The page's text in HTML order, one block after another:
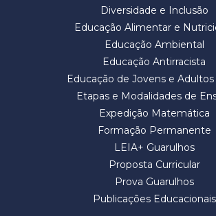
Diversidade e Inclusão
Educação Alimentar e
Educação Ambiental
Educação Antirracista
Educação de Jovens e Adultos
Etapas e Modalidades de
Expedição Matemática
Formação Permanente
LEIA+ Guarulhos
Proposta Curricular
Prova Guarulhos
Publicações Educacionais